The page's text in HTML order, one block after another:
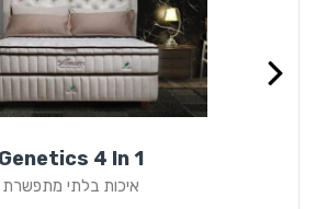
Genetics 4 In 1
איכות בלתי מתפשרת